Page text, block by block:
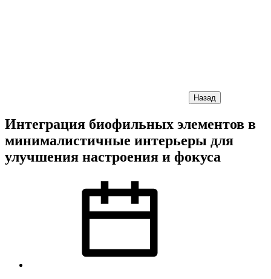
Назад
Интеграция биофильных элементов в
минималистичные интерьеры для
улучшения настроения и фокуса